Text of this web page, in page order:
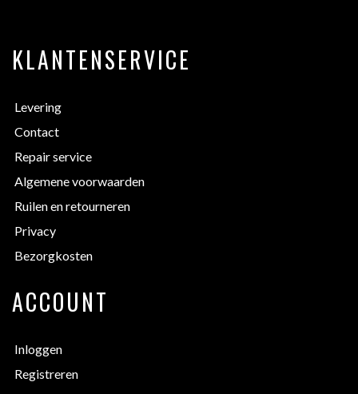
KLANTENSERVICE
Levering
Contact
Repair service
Algemene voorwaarden
Ruilen en retourneren
Privacy
Bezorgkosten
ACCOUNT
Inloggen
Registreren